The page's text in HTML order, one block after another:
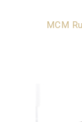
MCM